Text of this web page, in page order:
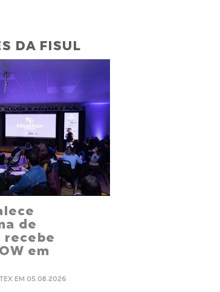
DA FISUL
de
recebe
em
EM 05.08.2026